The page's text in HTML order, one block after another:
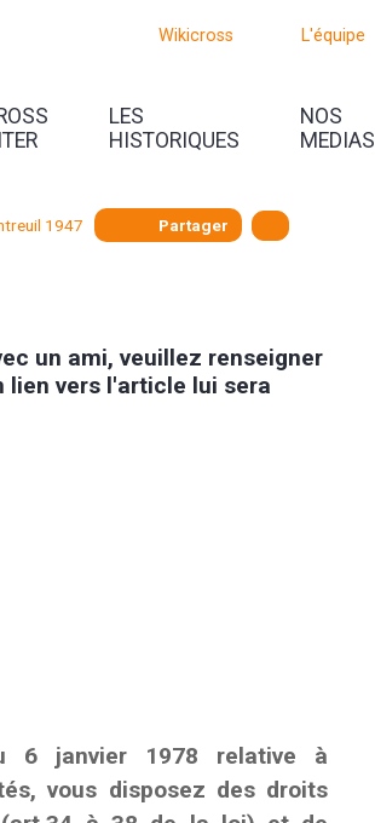
Wikicross L'équipe
LES
HISTORIQUES
NOS
MEDIAS
1947 Partager
un ami, veuillez renseigner
lien vers l'article lui sera
6 janvier 1978 relative à
vous disposez des droits